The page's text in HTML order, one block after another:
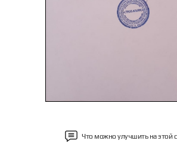
Что можно улучшить на этой